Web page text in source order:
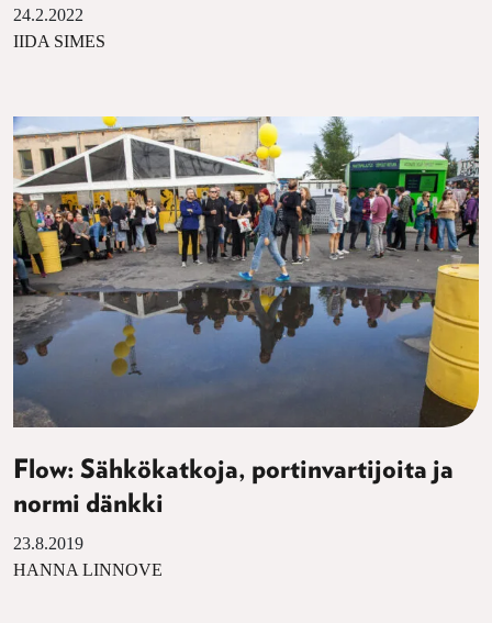
24.2.2022
IIDA SIMES
Flow: Sähkökatkoja, portinvartijoita ja
normi dänkki
23.8.2019
HANNA LINNOVE